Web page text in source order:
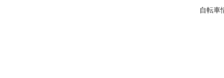
自転車